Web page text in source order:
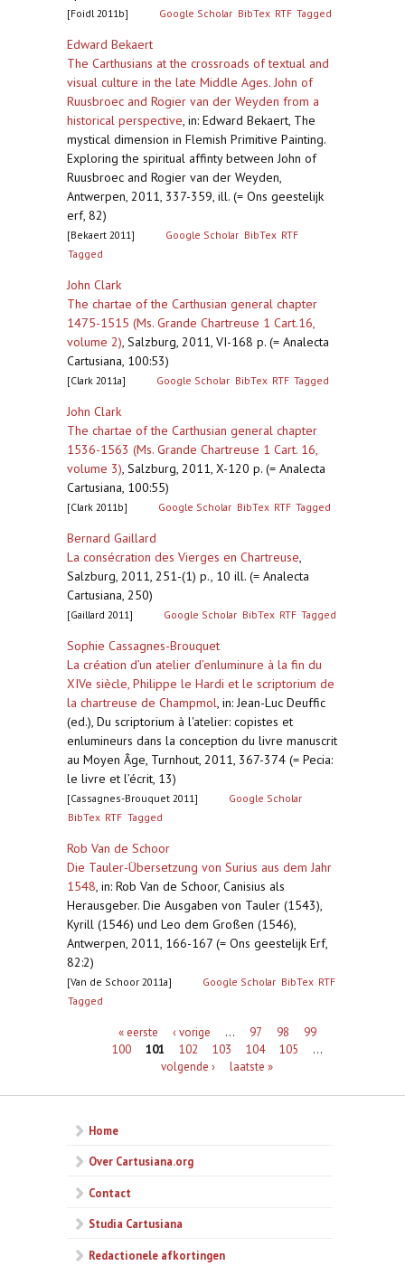
[Foidl 2011b] Google Scholar BibTex RTF Tagged
Edward Bekaert
The Carthusians at the crossroads of textual and
visual culture in the late Middle Ages. John of
Ruusbroec and Rogier van der Weyden from a
historical perspective, in: Edward Bekaert, The
mystical dimension in Flemish Primitive Painting.
Exploring the spiritual affinty between John of
Ruusbroec and Rogier van der Weyden,
Antwerpen, 2011, 337-359, ill. (= Ons geestelijk
erf, 82)
[Bekaert 2011] Google Scholar BibTex RTF
Tagged
John Clark
The chartae of the Carthusian general chapter
1475-1515 (Ms. Grande Chartreuse 1 Cart.16,
volume 2), Salzburg, 2011, VI-168 p. (= Analecta
Cartusiana, 100:53)
[Clark 2011a] Google Scholar BibTex RTF Tagged
John Clark
The chartae of the Carthusian general chapter
1536-1563 (Ms. Grande Chartreuse 1 Cart. 16,
volume 3), Salzburg, 2011, X-120 p. (= Analecta
Cartusiana, 100:55)
[Clark 2011b] Google Scholar BibTex RTF Tagged
Bernard Gaillard
La consécration des Vierges en Chartreuse,
Salzburg, 2011, 251-(1) p., 10 ill. (= Analecta
Cartusiana, 250)
[Gaillard 2011] Google Scholar BibTex RTF Tagged
Sophie Cassagnes-Brouquet
La création d’un atelier d’enluminure à la fin du
XIVe siècle, Philippe le Hardi et le scriptorium de
la chartreuse de Champmol, in: Jean-Luc Deuffic
(ed.), Du scriptorium à l'atelier: copistes et
enlumineurs dans la conception du livre manuscrit
au Moyen Âge, Turnhout, 2011, 367-374 (= Pecia:
le livre et l’écrit, 13)
[Cassagnes-Brouquet 2011]
Google Scholar
BibTex RTF Tagged
Rob Van de Schoor
Die Tauler-Übersetzung von Surius aus dem Jahr
1548, in: Rob Van de Schoor, Canisius als
Herausgeber. Die Ausgaben von Tauler (1543),
Kyrill (1546) und Leo dem Großen (1546),
Antwerpen, 2011, 166-167 (= Ons geestelijk Erf,
82:2)
[Van de Schoor 2011a] Google Scholar BibTex RTF
Tagged
Pagina's« eerste ‹ vorige … 97 98
99
100
101 102 103 104 105
…
volgende ›
laatste »
Home
Over Cartusiana.org
Contact
Studia Cartusiana
Redactionele afkortingen